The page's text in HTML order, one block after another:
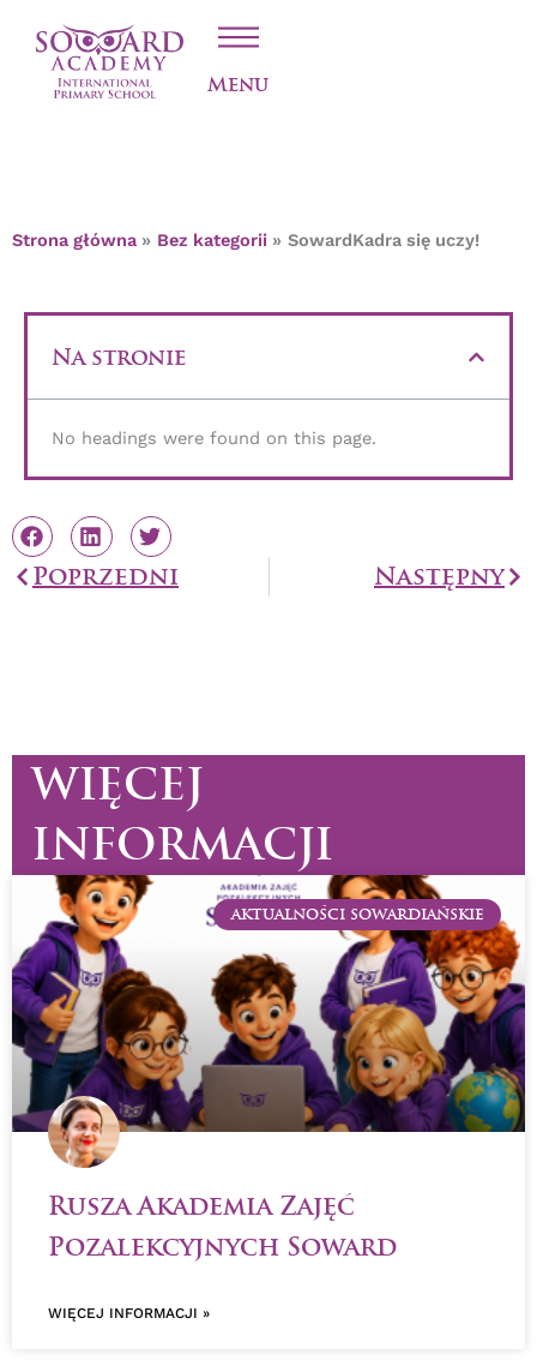
Menu
SOWARDKADRA SIĘ
UCZY!
Strona główna Bez kategorii SowardKadra się uczy!
Na stronie
No headings were found on this page.
PrevPoprzedni Następny
WIĘCEJ
INFORMACJI
AKTUALNOŚCI SOWARDIAŃSKIE
Rusza Akademia Zajęć
Pozalekcyjnych Soward
WIĘCEJ INFORMACJI »